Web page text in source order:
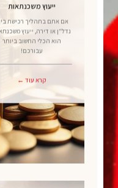
ייעוץ משכנתאות
אם אתם בתהליך רכישת
נדל"ן או דירה, ייעוץ
הוא הכלי החשוב ביותר
עבורכם!
קרא עוד ←